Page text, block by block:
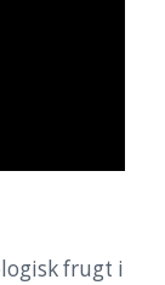
frugt i